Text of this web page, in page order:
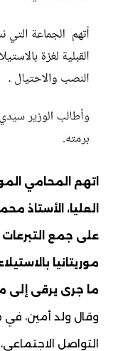
اتهم المحامي
العليا، الأستاذ
على جمع
موريتانيا
ما جرى يرقى إلى
وقال ولد أمين،
التواصل